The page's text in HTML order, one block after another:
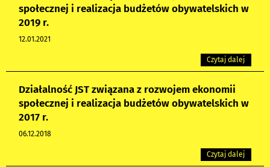
społecznej i realizacja budżetów obywatelskich w
2019 r.
12.01.2021
Czytaj dalej
Działalność JST związana z rozwojem ekonomii
społecznej i realizacja budżetów obywatelskich w
2017 r.
06.12.2018
Czytaj dalej